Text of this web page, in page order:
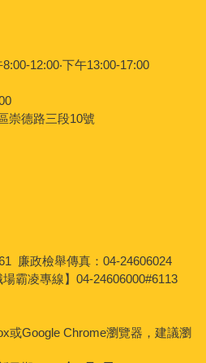
12:00‧下午13:00-17:00
崇德路三段10號
廉政檢舉傳真：04-24606024
霸凌專線】04-24606000#6113
或Google Chrome瀏覽器，建議瀏